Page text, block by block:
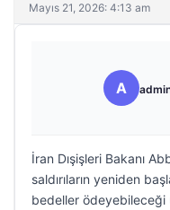
Mayıs 21, 2026: 4:13 am
A
İran Dışişleri Bakanı
saldırıların yeniden
bedeller ödeyebileceği